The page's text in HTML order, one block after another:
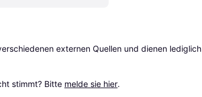
externen Quellen und dienen lediglich
stimmt? Bitte melde sie hier.